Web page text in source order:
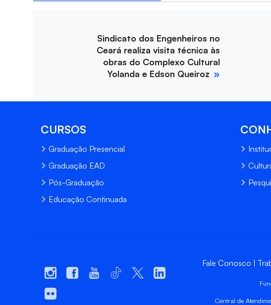
Sindicato dos Engenheiros no
Ceará realiza visita técnica às
obras do Complexo Cultural
Yolanda e Edson Queiroz
CURSOS
Graduação Presencial
Graduação EAD
Pós-Graduação
Educação Continuada
Fale Conosco
Central de